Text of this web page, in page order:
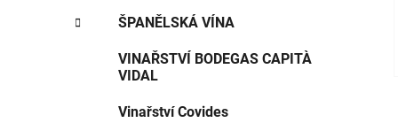
ŠPANĚLSKÁ VÍNA
VINAŘSTVÍ BODEGAS CAPITÀ
VIDAL
Vinařství Covides